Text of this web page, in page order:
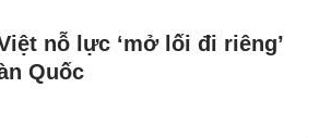
nỗ lực ‘mở lối đi riêng’
Quốc